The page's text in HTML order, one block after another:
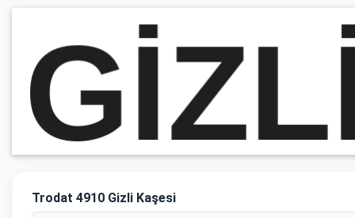
Trodat 4910 Gizli Kaşesi